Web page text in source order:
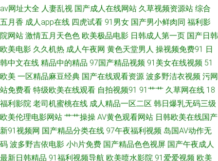
人人视频 一本道欧美日A∨ 欧美色网 国产区夜夜 91社区视频 欧美日韩久久
视频 玖玖资源中文字 福利一区二区导航在线 91性爱电影 伊人干大香蕉 老司
机福利欧美 91香蕉在线伊人 91极品自拍色色网 性欧美第三页 久久国产人妻
区 91足恋网 综合成人社区 欧美专区第六页 丰满熟女一区二区三 91麻豆久久
夜色18禁色色 欧美黄色成人日韩 福利影院导航 91黑絲美女被草 少妇人妻久
久 精品福利在线 91爰爱欧美 一区二区成人日本 日韩艹艹 另类四区 蜜臀av
av网址大全 人妻乱视 国产成人在线网站 久草视频资源站 综合
五月香 成人app在线 四虎试看 91男女 国产男小鲜肉同 福利影
院网站 激情五月天色色 欧美极品电影 日韩成人第一页 国产日韩
欧美电影 久久机热 成人午夜网 黄色天堂男人 操视频免费91 日
韩中文在线 精品中的精品 97国产精品视频 91美女在线视频 51
欧美 一区精品麻豆经典 国产在线观看资源 波多野洁衣视频 污网
站免费看 特级欧美在线观看 自拍视频91 91艹艹 久草网在线 18
福利影院 老司机蜜桃在线 成人精品一区二区 韩日爆乳无码三级
欧美伦理电影网站 艹艹操操 AV黄色观看网站 日韩欧美在线国产
新91视频网 国产精品分类在线 97午夜福利视频 岛国AV动作无
码 波多野吉依电影 小h片免费 国产精品色色视屏 国产午夜成人
最新日韩精品 91福利视频导航 欧美喷水影院 91爱爱视频 欧美